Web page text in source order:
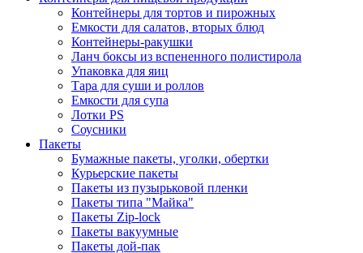
Контейнеры для тортов и пирожных
Емкости для салатов, вторых блюд
Контейнеры-ракушки
Ланч боксы из вспененного полистирола
Упаковка для яиц
Тара для суши и роллов
Емкости для супа
Лотки PS
Соусники
Пакеты
Бумажные пакеты, уголки, обертки
Курьерские пакеты
Пакеты из пузырьковой пленки
Пакеты типа "Майка"
Пакеты Zip-lock
Пакеты вакуумные
Пакеты дой-пак